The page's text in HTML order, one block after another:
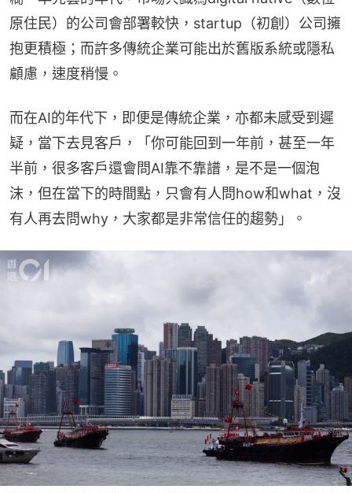
原住民）的公司會部署較快，startup（初創）公司擁
抱更積極；而許多傳統企業可能出於舊版系統或隱私
顧慮，速度稍慢。
而在AI的年代下，即便是傳統企業，亦都未感受到遲
疑，當下去見客戶，「你可能回到一年前，甚至一年
半前，很多客戶還會問AI靠不靠譜，是不是一個泡
沫，但在當下的時間點，只會有人問how和what，沒
有人再去問why，大家都是非常信任的趨勢」。